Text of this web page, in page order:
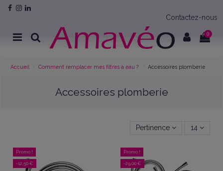
Contactez-nous
0
Accueil Comment remplacer mes filtres à eau ? Accessoires plomberie
Accessoires plomberie
Pertinence 14
Promo !
-12,50 €
Promo !
-29,00 €